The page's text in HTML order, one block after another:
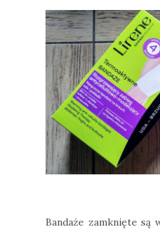
Bandaże zamknięte są